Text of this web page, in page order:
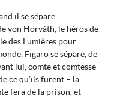
il se sépare
von Horváth, le héros de
des Lumières pour
Figaro se sépare, de
lui, comte et comtesse
ce qu’ils furent – la
fera de la prison, et